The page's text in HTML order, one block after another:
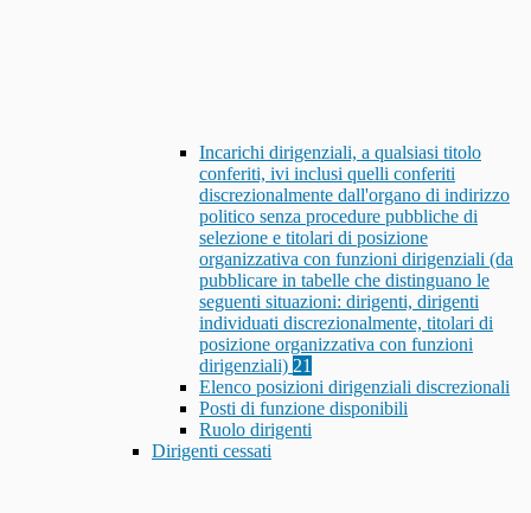
Incarichi dirigenziali, a qualsiasi titolo
conferiti, ivi inclusi quelli conferiti
discrezionalmente dall'organo di indirizzo
politico senza procedure pubbliche di
selezione e titolari di posizione
organizzativa con funzioni dirigenziali (da
pubblicare in tabelle che distinguano le
seguenti situazioni: dirigenti, dirigenti
individuati discrezionalmente, titolari di
posizione organizzativa con funzioni
dirigenziali) 21
Elenco posizioni dirigenziali discrezionali
Posti di funzione disponibili
Ruolo dirigenti
Dirigenti cessati